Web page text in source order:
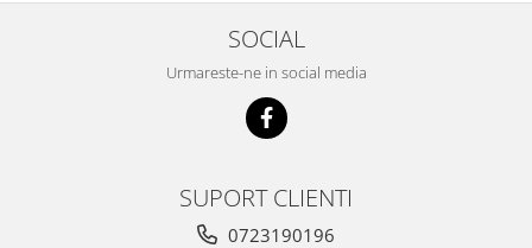
SOCIAL
Urmareste-ne in social media
SUPORT CLIENTI
0723190196